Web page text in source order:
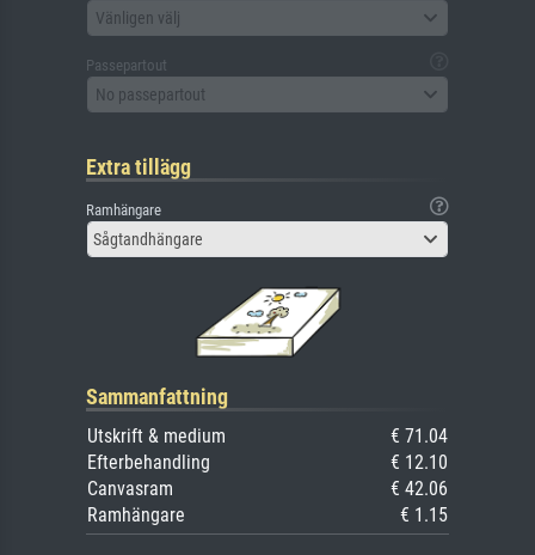
Vänligen välj
Passepartout
No passepartout
Extra tillägg
Ramhängare
Sågtandhängare
Sammanfattning
Utskrift & medium
€ 71.04
Efterbehandling
€ 12.10
Canvasram
€ 42.06
Ramhängare
€ 1.15